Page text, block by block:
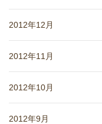
2012年12月
2012年11月
2012年10月
2012年9月